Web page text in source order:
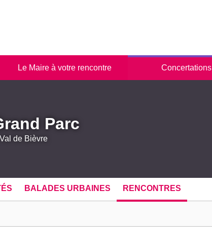
Le Maire à votre rencontre Concertations
Parc
de Bièvre
BALADES URBAINES RENCONTRES